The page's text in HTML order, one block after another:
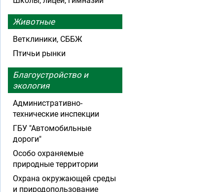
Животные
Ветклиники, СББЖ
Птичьи рынки
Благоустройство и
экология
Административно-
технические инспекции
ГБУ "Автомобильные
дороги"
Особо охраняемые
природные территории
Охрана окружающей среды
и природопользование